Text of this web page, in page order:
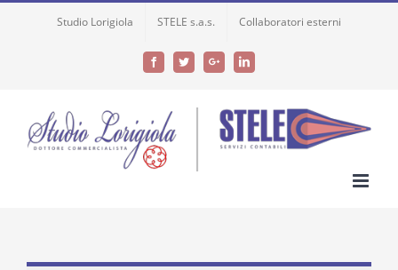
Studio Lorigiola STELE s.a.s. Collaboratori esterni
FacebookTwitterGoogle+LinkedIn